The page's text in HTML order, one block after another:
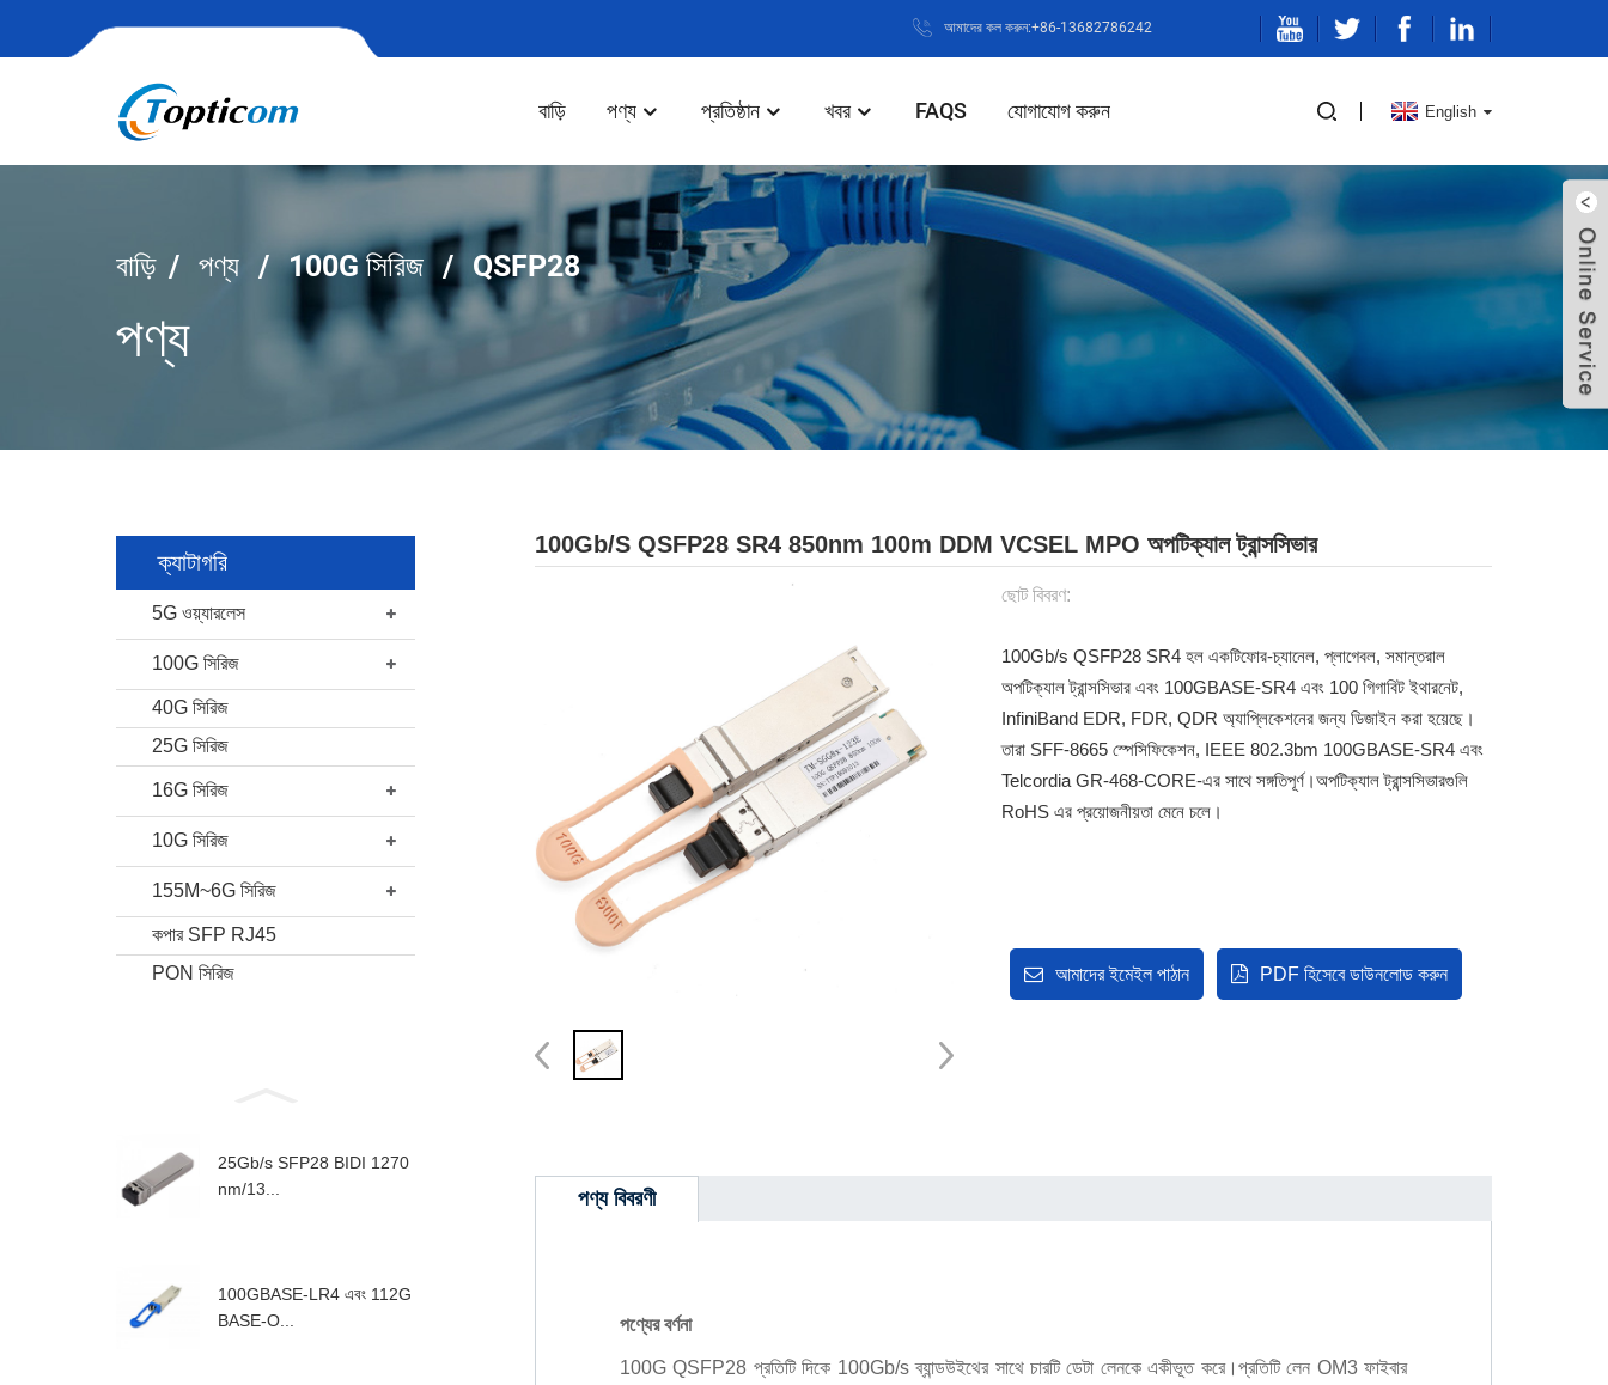
আমাদের কল করুন:+86-13682786242
বাড়ি পণ্য প্রতিষ্ঠান খবর FAQS যোগাযোগ করুন English
বাড়ি পণ্য 100G সিরিজ QSFP28
পণ্য
ক্যাটাগরি
5G ওয়্যারলেস
100G সিরিজ
40G সিরিজ
25G সিরিজ
16G সিরিজ
10G সিরিজ
155M~6G সিরিজ
কপার SFP RJ45
PON সিরিজ
25Gb/s SFP28 BIDI 1270
nm/13...
100GBASE-LR4 এবং 112G
BASE-O...
100Gb/s QSFP28 SR4 850nm 100m DDM VCSEL MPO অপটিক্যাল ট্রান্সসিভার
ছোট বিবরণ:
100Gb/s QSFP28 SR4 হল একটিফোর-চ্যানেল, প্লাগেবল, সমান্তরাল
অপটিক্যাল ট্রান্সসিভার এবং 100GBASE-SR4 এবং 100 গিগাবিট ইথারনেট,
InfiniBand EDR, FDR, QDR অ্যাপ্লিকেশনের জন্য ডিজাইন করা হয়েছে।
তারা SFF-8665 স্পেসিফিকেশন, IEEE 802.3bm 100GBASE-SR4 এবং
Telcordia GR-468-CORE-এর সাথে সঙ্গতিপূর্ণ।অপটিক্যাল ট্রান্সসিভারগুলি
RoHS এর প্রয়োজনীয়তা মেনে চলে।
আমাদের ইমেইল পাঠান PDF হিসেবে ডাউনলোড করুন
পণ্য বিবরণী
পণ্যের বর্ণনা
100G QSFP28 প্রতিটি দিকে 100Gb/s ব্যান্ডউইথের সাথে চারটি ডেটা লেনকে একীভূত করে।প্রতিটি লেন OM3 ফাইবার